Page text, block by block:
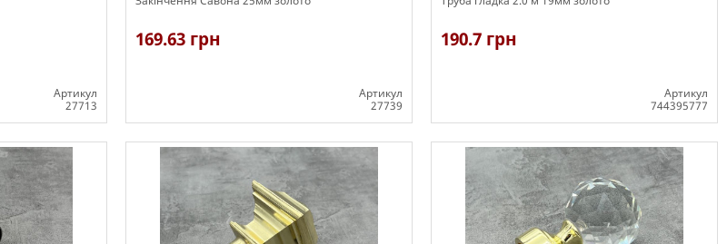
Артикул
27713
169.63 грн
Артикул
27739
190.7 грн
Артикул
744395777